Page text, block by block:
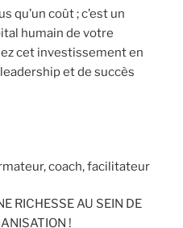
qu’un coût ; c’est un
humain de votre
cet investissement en
et de succès
coach, facilitateur
RICHESSE AU SEIN DE
!